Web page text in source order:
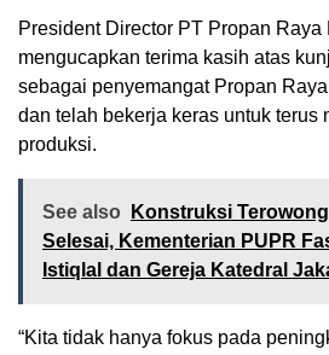
President Director PT Propan Raya
mengucapkan terima kasih atas
sebagai penyemangat Propan
dan telah bekerja keras untuk terus
produksi.
See also
Konstruksi
Selesai, Kementerian PUPR
Istiqlal dan Gereja Katedral
“Kita tidak hanya fokus pada